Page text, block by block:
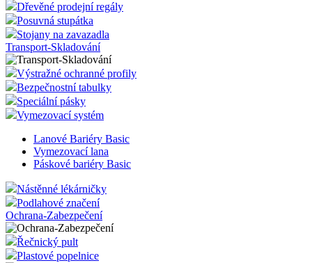
Dřevěné prodejní regály
Posuvná stupátka
Stojany na zavazadla
Transport-Skladování
Výstražné ochranné profily
Bezpečnostní tabulky
Speciální pásky
Vymezovací systém
Lanové Bariéry Basic
Vymezovací lana
Páskové bariéry Basic
Nástěnné lékárničky
Podlahové značení
Ochrana-Zabezpečení
Řečnický pult
Plastové popelnice